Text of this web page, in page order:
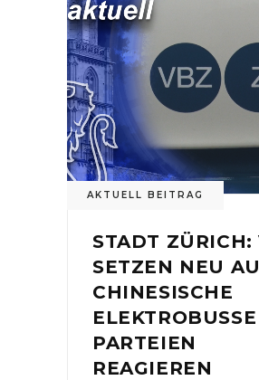
AKTUELL BEITRAG
STADT ZÜRICH:
SETZEN NEU
CHINESISCHE
ELEKTROBUSSE
PARTEIEN
REAGIEREN